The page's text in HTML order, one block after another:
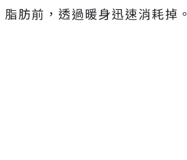
脂肪前，透過暖身迅速消耗掉。